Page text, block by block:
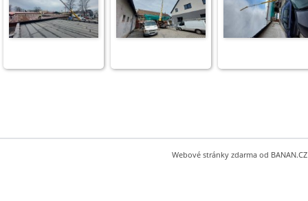
Webové stránky zdarmaod BANAN.CZ